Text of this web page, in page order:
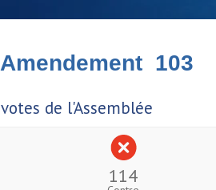
103
de l'Assemblée
114